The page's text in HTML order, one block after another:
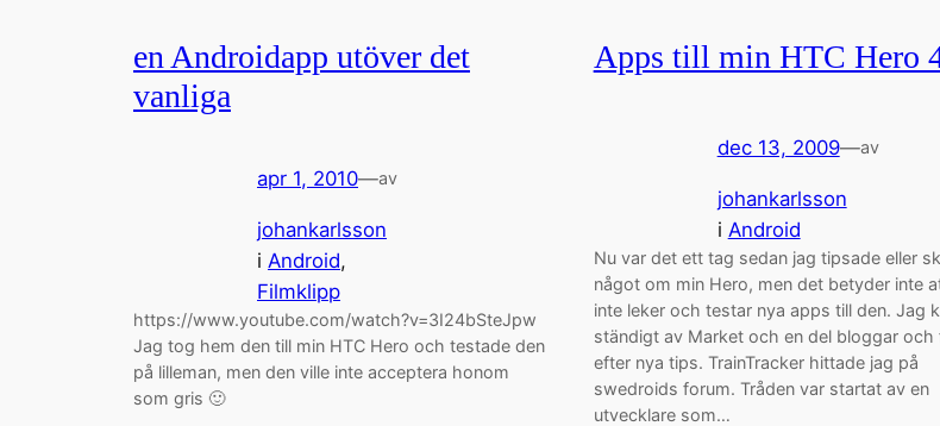
en Androidapp utöver det
vanliga
apr 1, 2010—av
johankarlsson
i Android
Filmklipp
https://www.youtube.com/watch?v=3I24bSteJpw
Jag tog hem den till min HTC Hero och testade den
på lilleman, men den ville inte acceptera honom
som gris 🙂
Apps till min HTC Hero
dec 13, 2009—av
johankarlsson
i Android
Nu var det ett tag sedan jag tipsade eller
något om min Hero, men det betyder inte
inte leker och testar nya apps till den. Jag
ständigt av Market och en del bloggar och
efter nya tips. TrainTracker hittade jag på
swedroids forum. Tråden var startat av en
utvecklare som…